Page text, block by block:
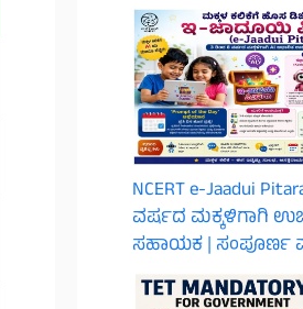
NCERT e-Jaadui
ವರ್ಷದ ಮಕ್ಕಳಿಗಾಗಿ
ಸಹಾಯಕ | ಸಂಪೂರ್ಣ